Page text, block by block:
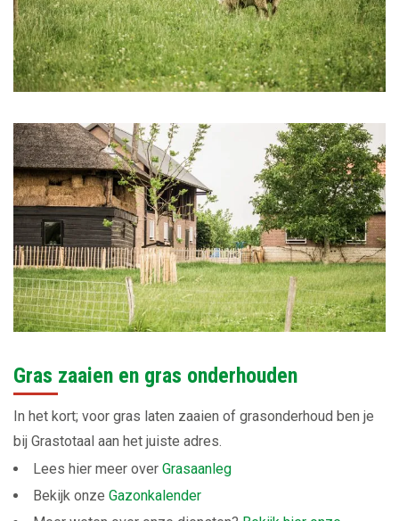
Gras zaaien en gras onderhouden
In het kort; voor gras laten zaaien of grasonderhoud ben je
bij Grastotaal aan het juiste adres.
Lees hier meer over Grasaanleg
Bekijk onze Gazonkalender